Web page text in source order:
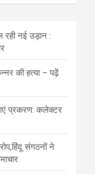
रही नई उड़ान :
की हत्या – पढ़ें
प्रकरण: कलेक्टर
संगठनों ने